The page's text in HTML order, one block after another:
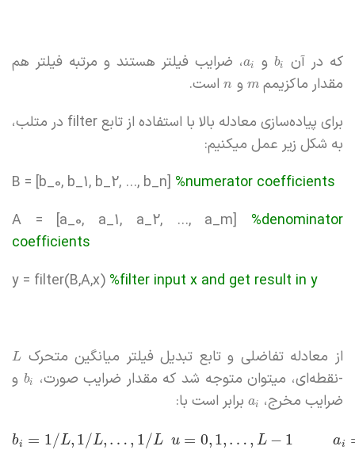
که در آن bi و ai
، ضرایب فیلتر هستند و مرتبه فیلتر هم
مقدار ماکزیمم m و nاست.
برای پیاده‌سازی معادله بالا با استفاده از تابع filter در متلب،
به شکل زیر عمل میکنیم:
B = [b_0, b_1, b_2, …, b_n] %numerator coefficients
A = [a_0, a_1, a_2, …, a_m] %denominator
coefficients
y = filter(B,A,x) %filter input x and get result in y
از معادله تفاضلی و تابع تبدیل فیلتر میانگین متحرک L
-نقطه‌ای، میتوان متوجه شد که مقدار ضرایب صورت، bi
و
ضرایب مخرج،
ai برابر است با:
bi = 1/L, 1/L, … , 1/L u = 0, 1, … , L − 1 ai